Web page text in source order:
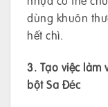
dùng khuôn
hết chì.
3. Tạo việc
bột Sa Đéc